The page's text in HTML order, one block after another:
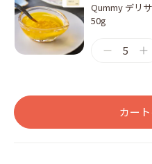
Qummy デリ
50g
5
カー